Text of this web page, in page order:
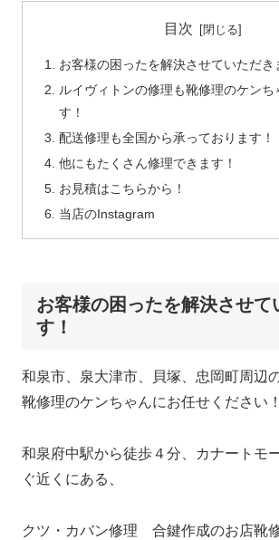
目次
お客様の困ったを解決させていただき
ルイヴィトンの修理も靴修理のケンち
す！
配送修理も全国から承っております！
他にもたくさん修理できます！
お見積はこちらから！
当店のInstagram
お客様の困ったを解決させて
す！
和泉市、泉大津市、貝塚、忠岡町周辺
靴修理のケンちゃんにお任せください！
和泉府中駅から徒歩４分、カナートモ
ぐ近くにある、
クツ・カバン修理 合鍵作成のお店靴